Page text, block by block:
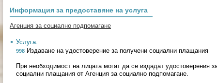
Информация за предоставяне на услуга
Агенция за социално подпомагане
Услуга:
998 Издаване на удостоверение за получени социални плащания
При необходимост на лицата могат да се издадат удостоверения
социални плащания от Агенция за социално подпомагане.